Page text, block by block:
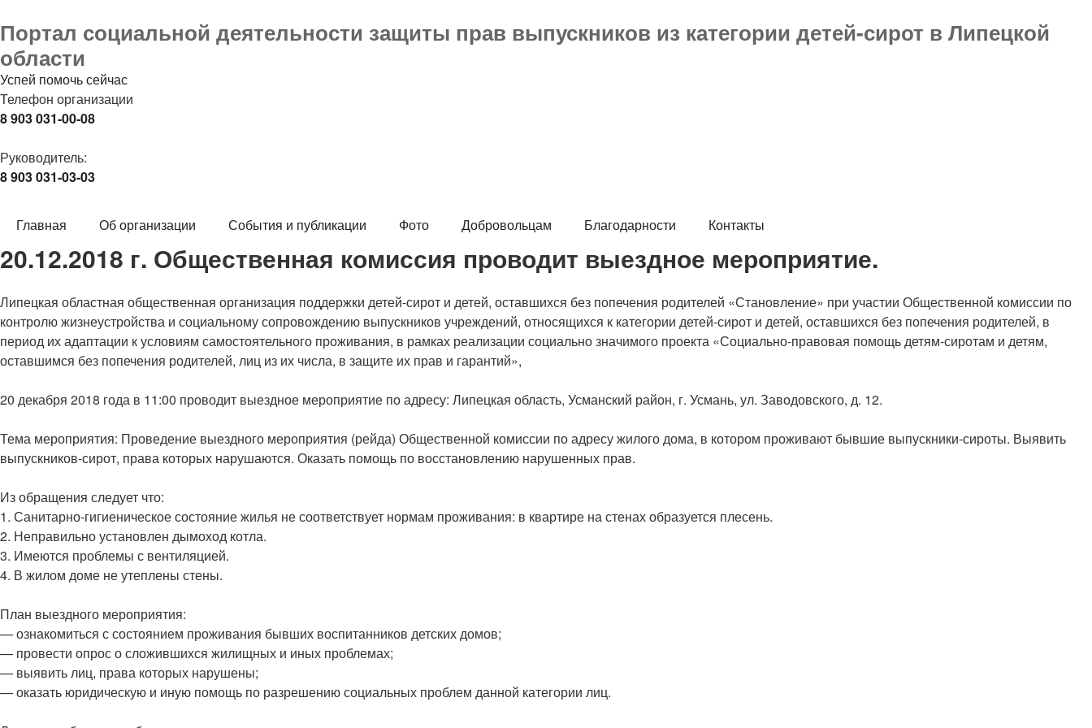
Портал социальной деятельности защиты прав выпускников из категории детей-сирот в Липецкой
области
Успей помочь сейчас
Телефон организации
8 903 031-00-08
Руководитель:
8 903 031-03-03
Главная Об организации События и публикации Фото Добровольцам Благодарности Контакты
20.12.2018 г. Общественная комиссия проводит выездное мероприятие.
Липецкая областная общественная организация поддержки детей-сирот и детей, оставшихся без попечения родителей «Становление» при участии Общественной комиссии по
контролю жизнеустройства и социальному сопровождению выпускников учреждений, относящихся к категории детей-сирот и детей, оставшихся без попечения родителей, в
период их адаптации к условиям самостоятельного проживания, в рамках реализации социально значимого проекта «Социально-правовая помощь детям-сиротам и детям,
оставшимся без попечения родителей, лиц из их числа, в защите их прав и гарантий»,
20 декабря 2018 года в 11:00 проводит выездное мероприятие по адресу: Липецкая область, Усманский район, г. Усмань, ул. Заводовского, д. 12.
Тема мероприятия: Проведение выездного мероприятия (рейда) Общественной комиссии по адресу жилого дома, в котором проживают бывшие выпускники-сироты. Выявить
выпускников-сирот, права которых нарушаются. Оказать помощь по восстановлению нарушенных прав.
Из обращения следует что:
1. Санитарно-гигиеническое состояние жилья не соответствует нормам проживания: в квартире на стенах образуется плесень.
2. Неправильно установлен дымоход котла.
3. Имеются проблемы с вентиляцией.
4. В жилом доме не утеплены стены.
План выездного мероприятия:
— ознакомиться с состоянием проживания бывших воспитанников детских домов;
— провести опрос о сложившихся жилищных и иных проблемах;
— выявить лиц, права которых нарушены;
— оказать юридическую и иную помощь по разрешению социальных проблем данной категории лиц.